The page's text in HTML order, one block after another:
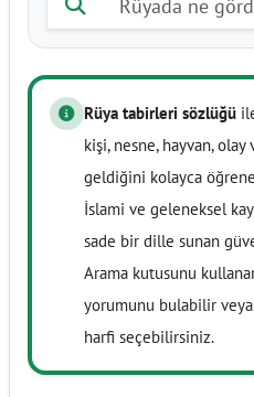
Rüya tabirleri sözlüğü
kişi, nesne, hayvan,
geldiğini kolayca
İslami ve geleneksel
sade bir dille sunan
Arama kutusunu
yorumunu bulabilir
harfi seçebilirsiniz.